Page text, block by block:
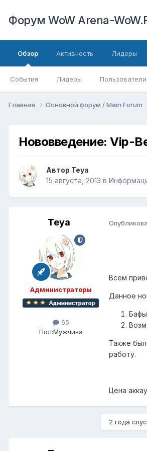
Форум WoW Arena-
Обзор
События Лидеры
Активность Лидеры
Главная Основной форум / Main Forum
Нововведение: Vip-
Автор Teya
15 августа, 2013 в
Teya
Администраторы
65
Пол:Мужчина
Всем
Данное
Также
работу.
Цена
2 года